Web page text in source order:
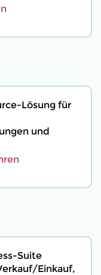
Lösung für
und
Suite
Einkauf,